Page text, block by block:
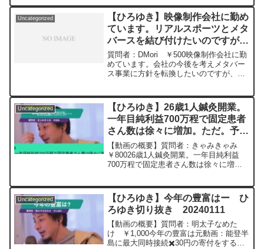
ついて、一問一答形式にしてみました。
過去にこ...
Uncategorized
【ひろゆき】映像制作会社に勤め
ています。リアルスポーツとメタ
バースを結び付けたいのですが有
望でしょうか？ー ひろゆき切り
抜き 20240112
質問者：DMori ￥500映像制作会社に勤
めています。会社の今後を考えメタバー
ス事業に方針を転換したいのですが、選
のですが有望でしょうか？難易度は高い
でしょうか？ひろゆきさんの意見が聞き
たいです元動画：能登半島に最大同時接
続✖️40円の寄付をするよ、その３。
Erdingerを呑みながら。2024/01/12
V23
https://www.youtube.com/watch?
v=c6MzCMgzBqw***************************
せられた質問について、一問一答形式に
してみました。過去にこんな質問してる
かな？と気になったことがあれば、下記
のサイトから検索してみてください。
https://hiroyuki-ziten.com/できるだけ、
多くの質問を今後も編集し、アップロー
ドしていきますので、使いやすいと感じ
Uncategorized
【ひろゆき】26歳1人鍼灸開業。
一年目純利益700万程で固定患者
さん数は徐々に増加。ただ。予約
が全て埋まっている訳ではなく暇
な時間あり。まずいでしょうか？
ー ひろゆき切り抜き
【動画の概要】質問者：きゃみきゃみ
￥80026歳1人鍼灸開業。一年目純利益
700万程で固定患者さん数は徐々に増え
仕事がなく暇な時間はゆっくりしていま
す。この状態でゆ...
Uncategorized
【ひろゆき】今年の豊富はー ひ
ろゆき切り抜き 20240111
【動画の概要】質問者：明太子なめた
け ￥1,000今年の豊富は元動画：能登半
島に最大同時接続✖️30円の寄付をする